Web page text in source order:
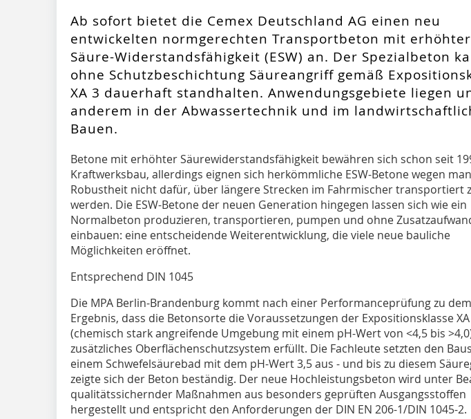
Ab sofort bietet die Cemex Deutschland AG einen neu
entwickelten normgerechten Transportbeton mit erhöhter
Säure-Widerstandsfähigkeit (ESW) an. Der Spezialbeton
ohne Schutzbeschichtung Säureangriff gemäß
XA 3 dauerhaft standhalten. Anwendungsgebiete liegen
anderem in der Abwassertechnik und im
Bauen.
Betone mit erhöhter Säurewiderstandsfähigkeit bewähren sich schon seit
Kraftwerksbau, allerdings eignen sich herkömmliche ESW-Betone wegen
Robustheit nicht dafür, über längere Strecken im Fahrmischer transportiert
werden. Die ESW-Betone der neuen Generation hingegen lassen sich wie ein
Normalbeton produzieren, transportieren, pumpen und ohne
einbauen: eine entscheidende Weiterentwicklung, die viele neue bauliche
Möglichkeiten eröffnet.
Entsprechend DIN 1045
Die MPA Berlin-Brandenburg kommt nach einer Performanceprüfung zu dem
Ergebnis, dass die Betonsorte die Voraussetzungen der Expositionsklasse
(chemisch stark angreifende Umgebung mit einem pH-Wert von <4,5 bis
zusätzliches Oberflächenschutzsystem erfüllt. Die Fachleute setzten den
einem Schwefelsäurebad mit dem pH-Wert 3,5 aus - und bis zu diesem
zeigte sich der Beton beständig. Der neue Hochleistungsbeton wird unter
qualitätssichernder Maßnahmen aus besonders geprüften Ausgangsstoffen
hergestellt und entspricht den Anforderungen der DIN EN 206-1/DIN 1045-2.